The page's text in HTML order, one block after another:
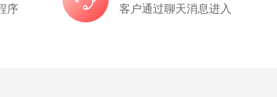
序 客户通过聊天消息进入